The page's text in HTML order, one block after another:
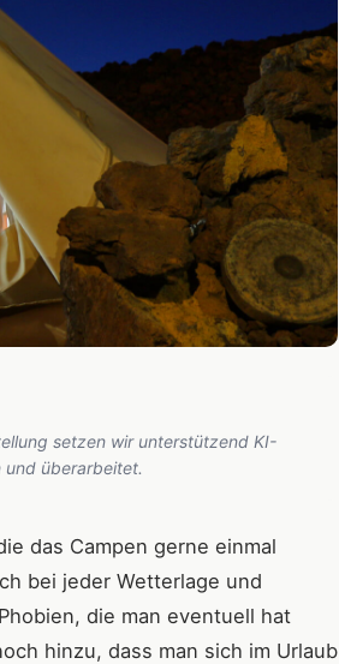
setzen wir unterstützend KI-
und überarbeitet.
das Campen gerne einmal
bei jeder Wetterlage und
die man eventuell hat
hinzu, dass man sich im Urlaub